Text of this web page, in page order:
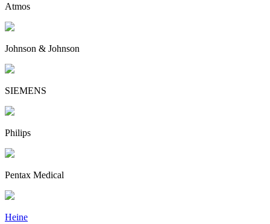
Atmos
Johnson & Johnson
SIEMENS
Philips
Pentax Medical
Heine